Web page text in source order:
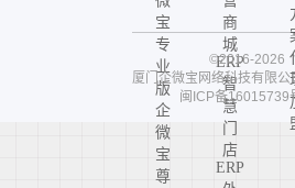
宝
专
业
版
企
微
宝
尊
商
城
ERP
智
慧
门
店
ERP
©2016-2026
厦门企微宝网络科技有限公
闽ICP备16015739